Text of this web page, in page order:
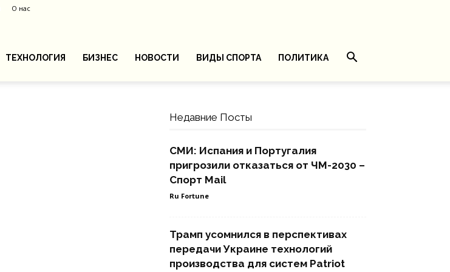
О нас
ТЕХНОЛОГИЯ БИЗНЕС НОВОСТИ ВИДЫ СПОРТА ПОЛИТИКА
Недавние Посты
СМИ: Испания и Португалия
пригрозили отказаться от ЧМ-2030 –
Спорт Mail
Ru Fortune
Трамп усомнился в перспективах
передачи Украине технологий
производства для систем Patriot